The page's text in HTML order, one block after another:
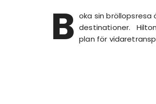
B oka sin
destinationer. Hilton
plan för